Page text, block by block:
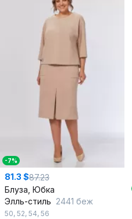
-7%
81.3 $87.23
Блуза, Юбка
Элль-стиль 2441 беж
50, 52, 54, 56